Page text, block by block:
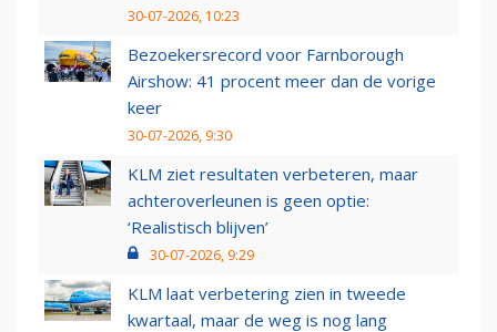
30-07-2026, 10:23
Bezoekersrecord voor Farnborough
Airshow: 41 procent meer dan de vorige
keer
30-07-2026, 9:30
KLM ziet resultaten verbeteren, maar
achteroverleunen is geen optie:
‘Realistisch blijven’
30-07-2026, 9:29
KLM laat verbetering zien in tweede
kwartaal, maar de weg is nog lang